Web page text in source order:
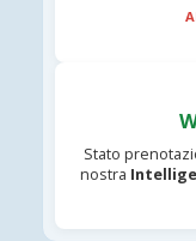
Stato
nostra